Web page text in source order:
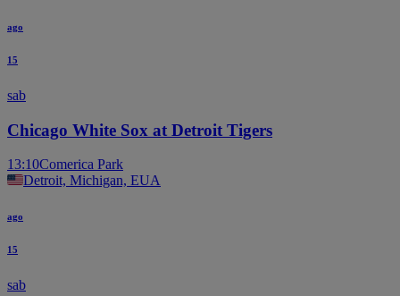
ago
15
sab
Chicago White Sox at Detroit Tigers
13:10Comerica Park
Detroit, Michigan, EUA
ago
15
sab